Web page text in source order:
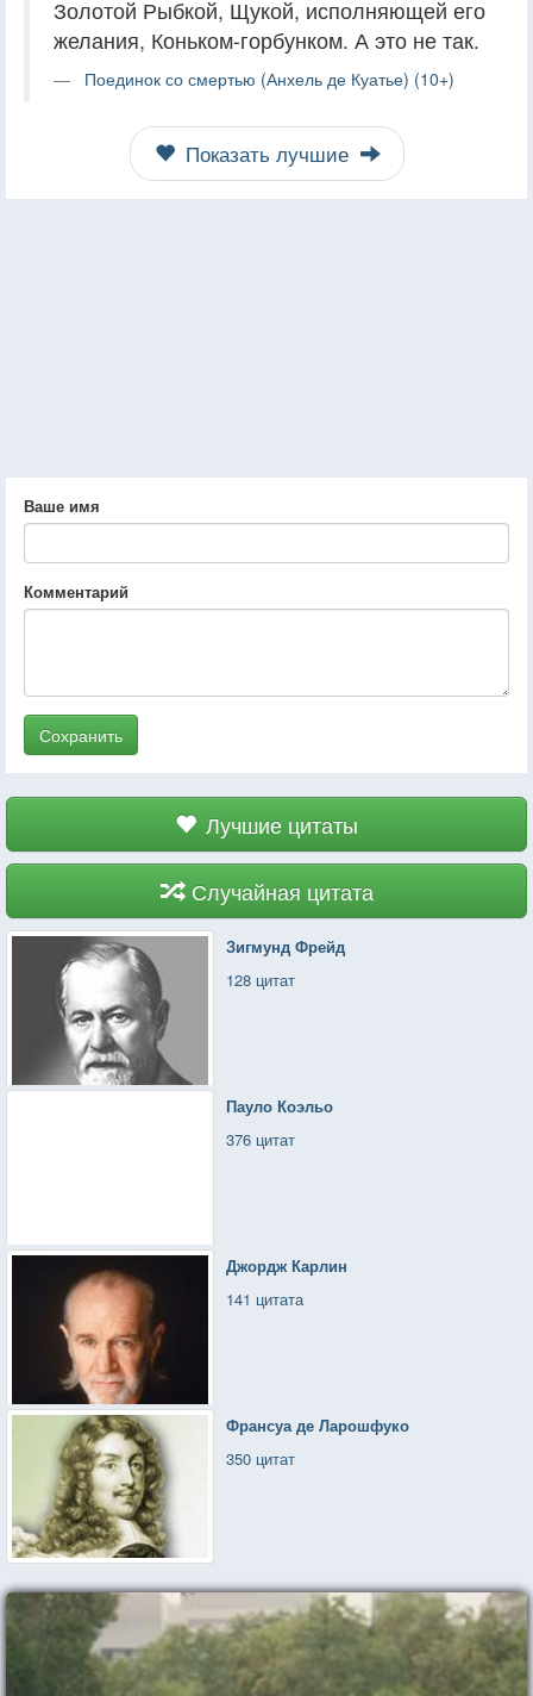
Золотой Рыбкой, Щукой, исполняющей его
желания, Коньком-горбунком. А это не так.
Поединок со смертью (Анхель де Куатье) (10+)
Показать лучшие
Ваше имя
Комментарий
Сохранить
Лучшие цитаты
Случайная цитата
Зигмунд Фрейд
128 цитат
Пауло Коэльо
376 цитат
Джордж Карлин
141 цитата
Франсуа де Ларошфуко
350 цитат